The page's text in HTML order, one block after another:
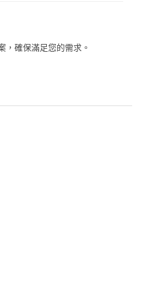
，確保滿足您的需求。